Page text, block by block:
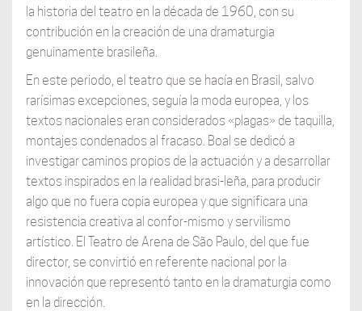
la historia del teatro en la década de 1960, con su
contribución en la creación de una dramaturgia
genuinamente brasileña.
En este periodo, el teatro que se hacía en Brasil, salvo
rarísimas excepciones, seguía la moda europea, y los
textos nacionales eran considerados «plagas» de taquilla,
montajes condenados al fracaso. Boal se dedicó a
investigar caminos propios de la actuación y a desarrollar
textos inspirados en la realidad brasi-leña, para producir
algo que no fuera copia europea y que significara una
resistencia creativa al confor-mismo y servilismo
artístico. El Teatro de Arena de São Paulo, del que fue
director, se convirtió en referente nacional por la
innovación que representó tanto en la dramaturgia como
en la dirección.